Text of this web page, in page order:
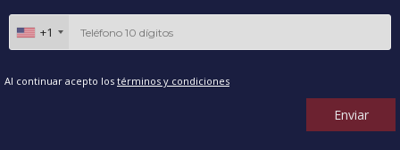
+1
Al continuar acepto los términos y condiciones
Enviar